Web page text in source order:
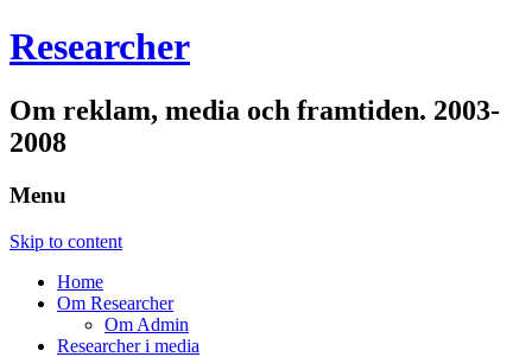
Researcher
Om reklam, media och framtiden. 2003-
2008
Menu
Skip to content
Home
Om Researcher
Om Admin
Researcher i media